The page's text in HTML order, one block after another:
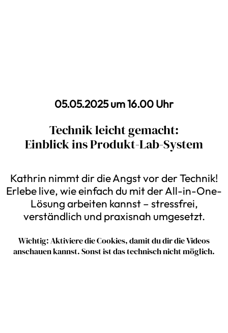
05.05.2025 um 16.00 Uhr
Technik leicht gemacht:
Einblick ins Produkt-Lab-System
Kathrin nimmt dir die Angst vor der Technik!
Erlebe live, wie einfach du mit der All-in-One-
Lösung arbeiten kannst – stressfrei,
verständlich und praxisnah umgesetzt.
Wichtig: Aktiviere die Cookies, damit du dir die Videos
anschauen kannst. Sonst ist das technisch nicht möglich.